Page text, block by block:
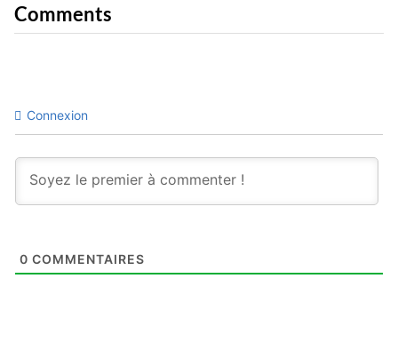
Comments
Connexion
0 COMMENTAIRES